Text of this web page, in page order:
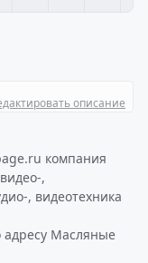
описание
компания
,
, видеотехника
адресу Масляные